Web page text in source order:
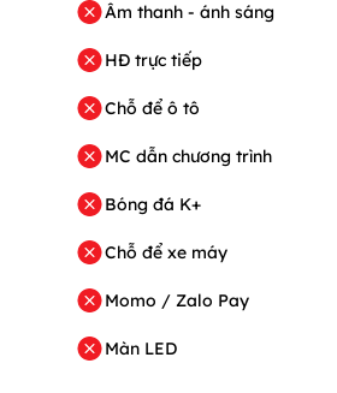
Âm thanh - ánh sáng
HĐ trực tiếp
Chỗ để ô tô
MC dẫn chương trình
Bóng đá K+
Chỗ để xe máy
Momo / Zalo Pay
Màn LED